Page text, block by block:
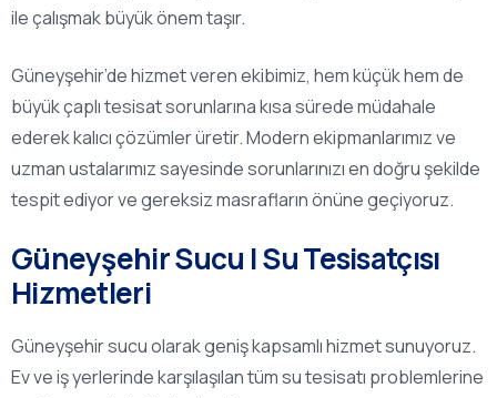
ile çalışmak büyük önem taşır.
Güneyşehir’de hizmet veren ekibimiz, hem küçük hem de
büyük çaplı tesisat sorunlarına kısa sürede müdahale
ederek kalıcı çözümler üretir. Modern ekipmanlarımız ve
uzman ustalarımız sayesinde sorunlarınızı en doğru şekilde
tespit ediyor ve gereksiz masrafların önüne geçiyoruz.
Güneyşehir Sucu | Su Tesisatçısı
Hizmetleri
Güneyşehir sucu olarak geniş kapsamlı hizmet sunuyoruz.
Ev ve iş yerlerinde karşılaşılan tüm su tesisatı problemlerine